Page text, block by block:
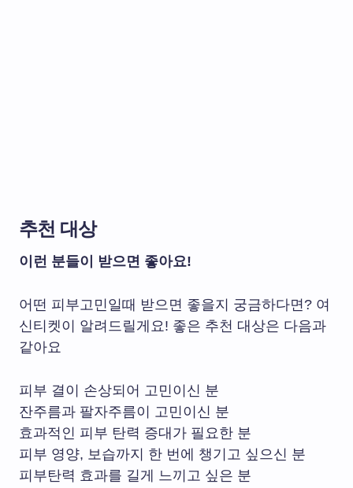
추천 대상
이런 분들이 받으면 좋아요!
어떤 피부고민일때 받으면 좋을지 궁금하다면? 여
신티켓이 알려드릴게요! 좋은 추천 대상은 다음과
같아요
피부 결이 손상되어 고민이신 분
잔주름과 팔자주름이 고민이신 분
효과적인 피부 탄력 증대가 필요한 분
피부 영양, 보습까지 한 번에 챙기고 싶으신 분
피부탄력 효과를 길게 느끼고 싶은 분